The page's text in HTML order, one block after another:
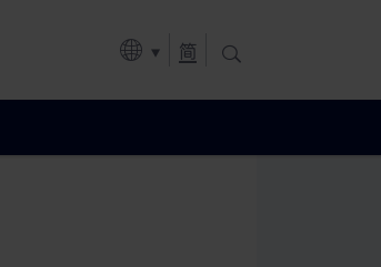
简